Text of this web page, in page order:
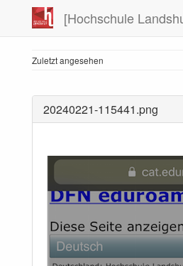
[Hochschule
Zuletzt angesehen
20240221-115441.png